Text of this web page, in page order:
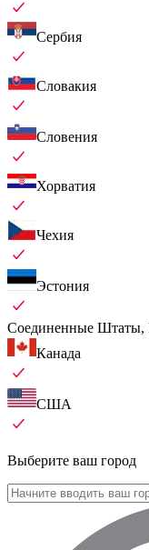
Сербия
Словакия
Словения
Хорватия
Чехия
Эстония
Соединенные Штаты,
Канада
США
Выберите ваш город